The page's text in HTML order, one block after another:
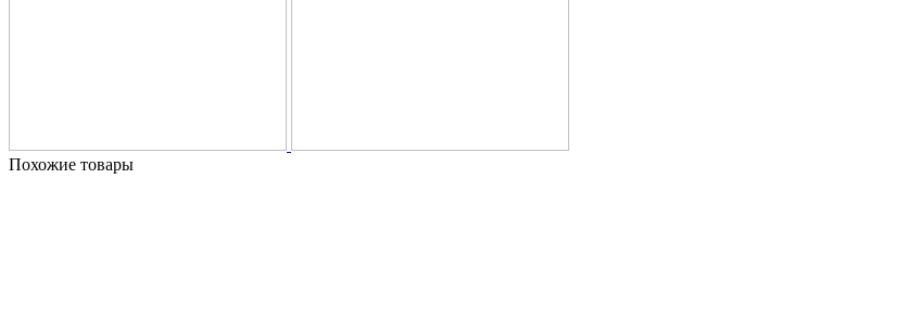
Похожие товары